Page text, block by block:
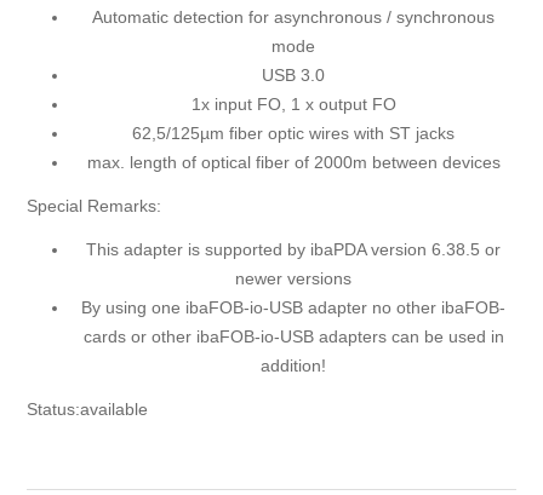
Automatic detection for asynchronous / synchronous
mode
USB 3.0
1x input FO, 1 x output FO
62,5/125µm fiber optic wires with ST jacks
max. length of optical fiber of 2000m between devices
Special Remarks:
This adapter is supported by ibaPDA version 6.38.5 or
newer versions
By using one ibaFOB-io-USB adapter no other ibaFOB-
cards or other ibaFOB-io-USB adapters can be used in
addition!
Status:available